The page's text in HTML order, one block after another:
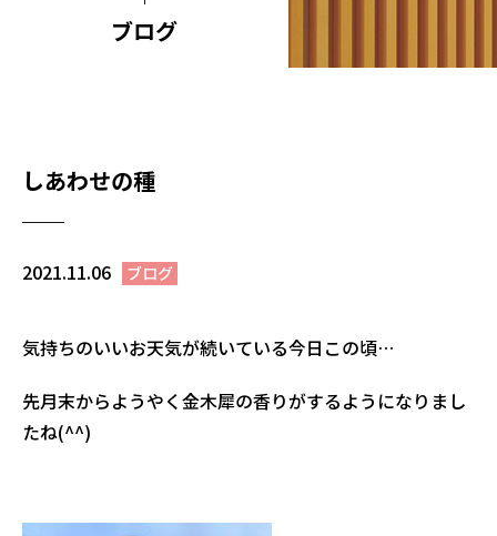
ブログ
しあわせの種
2021.11.06 ブログ
気持ちのいいお天気が続いている今日この頃…
先月末からようやく金木犀の香りがするようになりまし
たね(^^)